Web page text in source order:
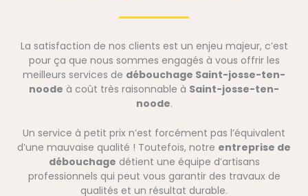
La satisfaction de nos clients est un enjeu majeur, c’est
pour ça que nous sommes engagés à vous offrir les
meilleurs services de débouchage Saint-josse-ten-
noode à coût très raisonnable à Saint-josse-ten-
noode.
Un service à petit prix n’est forcément pas l’équivalent
d’une mauvaise qualité ! Toutefois, notre entreprise de
débouchage détient une équipe d’artisans
professionnels qui peut vous garantir des travaux de
qualités et un résultat durable.